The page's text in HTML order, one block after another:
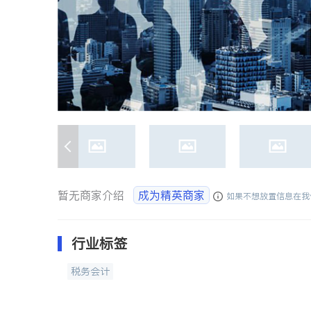
暂无商家介绍 成为精英商家 如果不想放置信息在
行业标签
税务会计